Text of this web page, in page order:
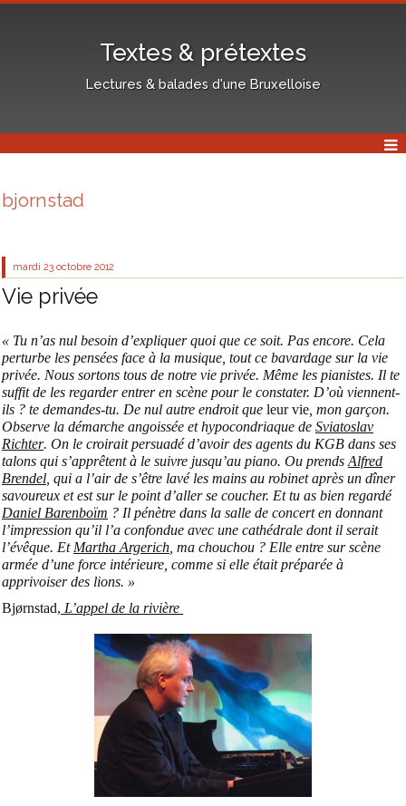
Textes & prétextes
Lectures & balades d'une Bruxelloise
bjornstad
mardi 23 octobre 2012
Vie privée
« Tu n’as nul besoin d’expliquer quoi que ce soit. Pas encore. Cela
perturbe les pensées face à la musique, tout ce bavardage sur la vie
privée. Nous sortons tous de notre vie privée. Même les pianistes. Il te
suffit de les regarder entrer en scène pour le constater. D’où viennent-
ils ? te demandes-tu. De nul autre endroit que leur vie , mon garçon.
Observe la démarche angoissée et hypocondriaque de Sviatoslav
Richter. On le croirait persuadé d’avoir des agents du KGB dans ses
talons qui s’apprêtent à le suivre jusqu’au piano. Ou prends Alfred
Brendel , qui a l’air de s’être lavé les mains au robinet après un dîner
savoureux et est sur le point d’aller se coucher. Et tu as bien regardé
Daniel Barenboïm ? Il pénètre dans la salle de concert en donnant
l’impression qu’il l’a confondue avec une cathédrale dont il serait
l’évêque. Et Martha Argerich , ma chouchou ? Elle entre sur scène
armée d’une force intérieure, comme si elle était préparée à
apprivoiser des lions. »
Bjørnstad, L’appel de la rivière